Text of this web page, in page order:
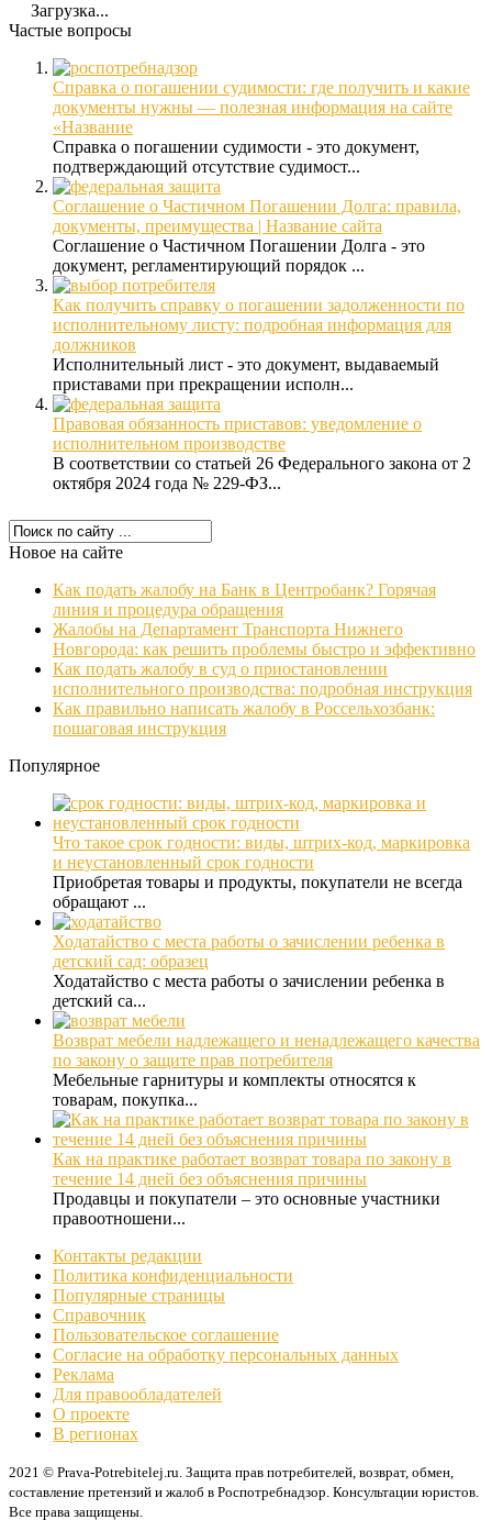
Загрузка...
Частые вопросы
Справка о погашении судимости: где получить и какие
документы нужны — полезная информация на сайте
«Название
Справка о погашении судимости - это документ,
подтверждающий отсутствие судимост...
Соглашение о Частичном Погашении Долга: правила,
документы, преимущества | Название сайта
Соглашение о Частичном Погашении Долга - это
документ, регламентирующий порядок ...
Как получить справку о погашении задолженности по
исполнительному листу: подробная информация для
должников
Исполнительный лист - это документ, выдаваемый
приставами при прекращении исполн...
Правовая обязанность приставов: уведомление о
исполнительном производстве
В соответствии со статьей 26 Федерального закона от 2
октября 2024 года № 229-ФЗ...
Новое на сайте
Как подать жалобу на Банк в Центробанк? Горячая
линия и процедура обращения
Жалобы на Департамент Транспорта Нижнего
Новгорода: как решить проблемы быстро и эффективно
Как подать жалобу в суд о приостановлении
исполнительного производства: подробная инструкция
Как правильно написать жалобу в Россельхозбанк:
пошаговая инструкция
Популярное
Что такое срок годности: виды, штрих-код, маркировка
и неустановленный срок годности
Приобретая товары и продукты, покупатели не всегда
обращают ...
Ходатайство с места работы о зачислении ребенка в
детский сад: образец
Ходатайство с места работы о зачислении ребенка в
детский са...
Возврат мебели надлежащего и ненадлежащего качества
по закону о защите прав потребителя
Мебельные гарнитуры и комплекты относятся к
товарам, покупка...
Как на практике работает возврат товара по закону в
течение 14 дней без объяснения причины
Продавцы и покупатели – это основные участники
правоотношени...
Контакты редакции
Политика конфиденциальности
Популярные страницы
Справочник
Пользовательское соглашение
Согласие на обработку персональных данных
Реклама
Для правообладателей
О проекте
В регионах
2021 © Prava-Potrebitelej.ru. Защита прав потребителей, возврат, обмен,
составление претензий и жалоб в Роспотребнадзор. Консультации юристов.
Все права защищены.